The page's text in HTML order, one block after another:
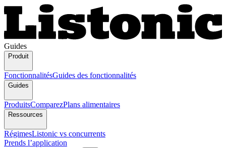
Guides
Produit
FonctionnalitésGuides des fonctionnalités
Guides
ProduitsComparezPlans alimentaires
Ressources
RégimesListonic vs concurrents
Prends l’application